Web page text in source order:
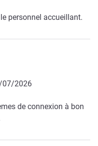
personnel accueillant.
07/2026
de connexion à bon